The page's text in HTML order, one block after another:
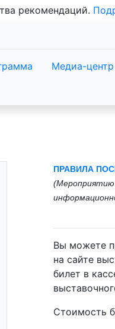
рекомендаций.
Медиа-центр
ПРАВИЛА
(Мероприятию
Вы можете
на сайте
билет в
Стоимость